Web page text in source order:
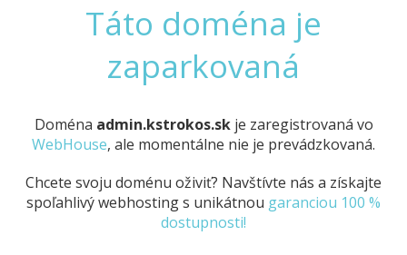
Táto doména je
zaparkovaná
Doména admin.kstrokos.skje zaregistrovaná vo
WebHouse, ale momentálne nie je prevádzkovaná.
Chcete svoju doménu oživiť? Navštívte nás a získajte
spoľahlivý webhosting s unikátnou garanciou 100 %
dostupnosti!